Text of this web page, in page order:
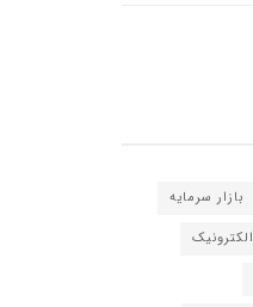
بازار سرمایه